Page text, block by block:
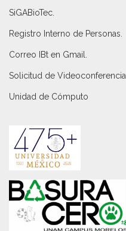
SiGABioTec.
Registro Interno de Personas
Correo IBt en Gmail
Solicitud de Videoconferencia.
Unidad de Cómputo